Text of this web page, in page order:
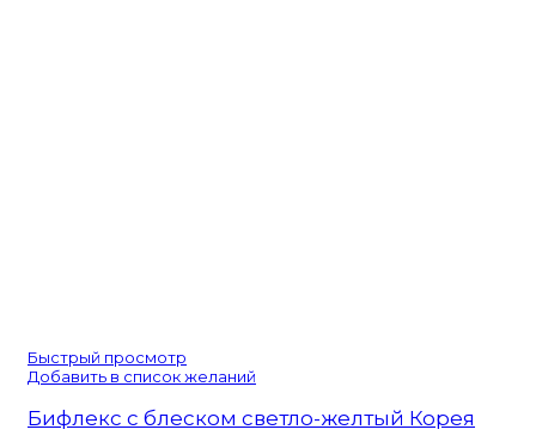
Быстрый просмотр
Добавить в список желаний
Бифлекс с блеском светло-желтый Корея